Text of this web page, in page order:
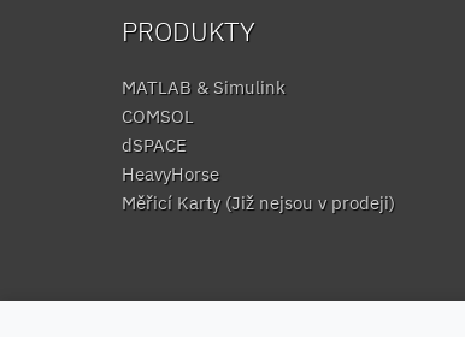
PRODUKTY
MATLAB & Simulink
COMSOL
dSPACE
HeavyHorse
Měřicí Karty (Již nejsou v prodeji)